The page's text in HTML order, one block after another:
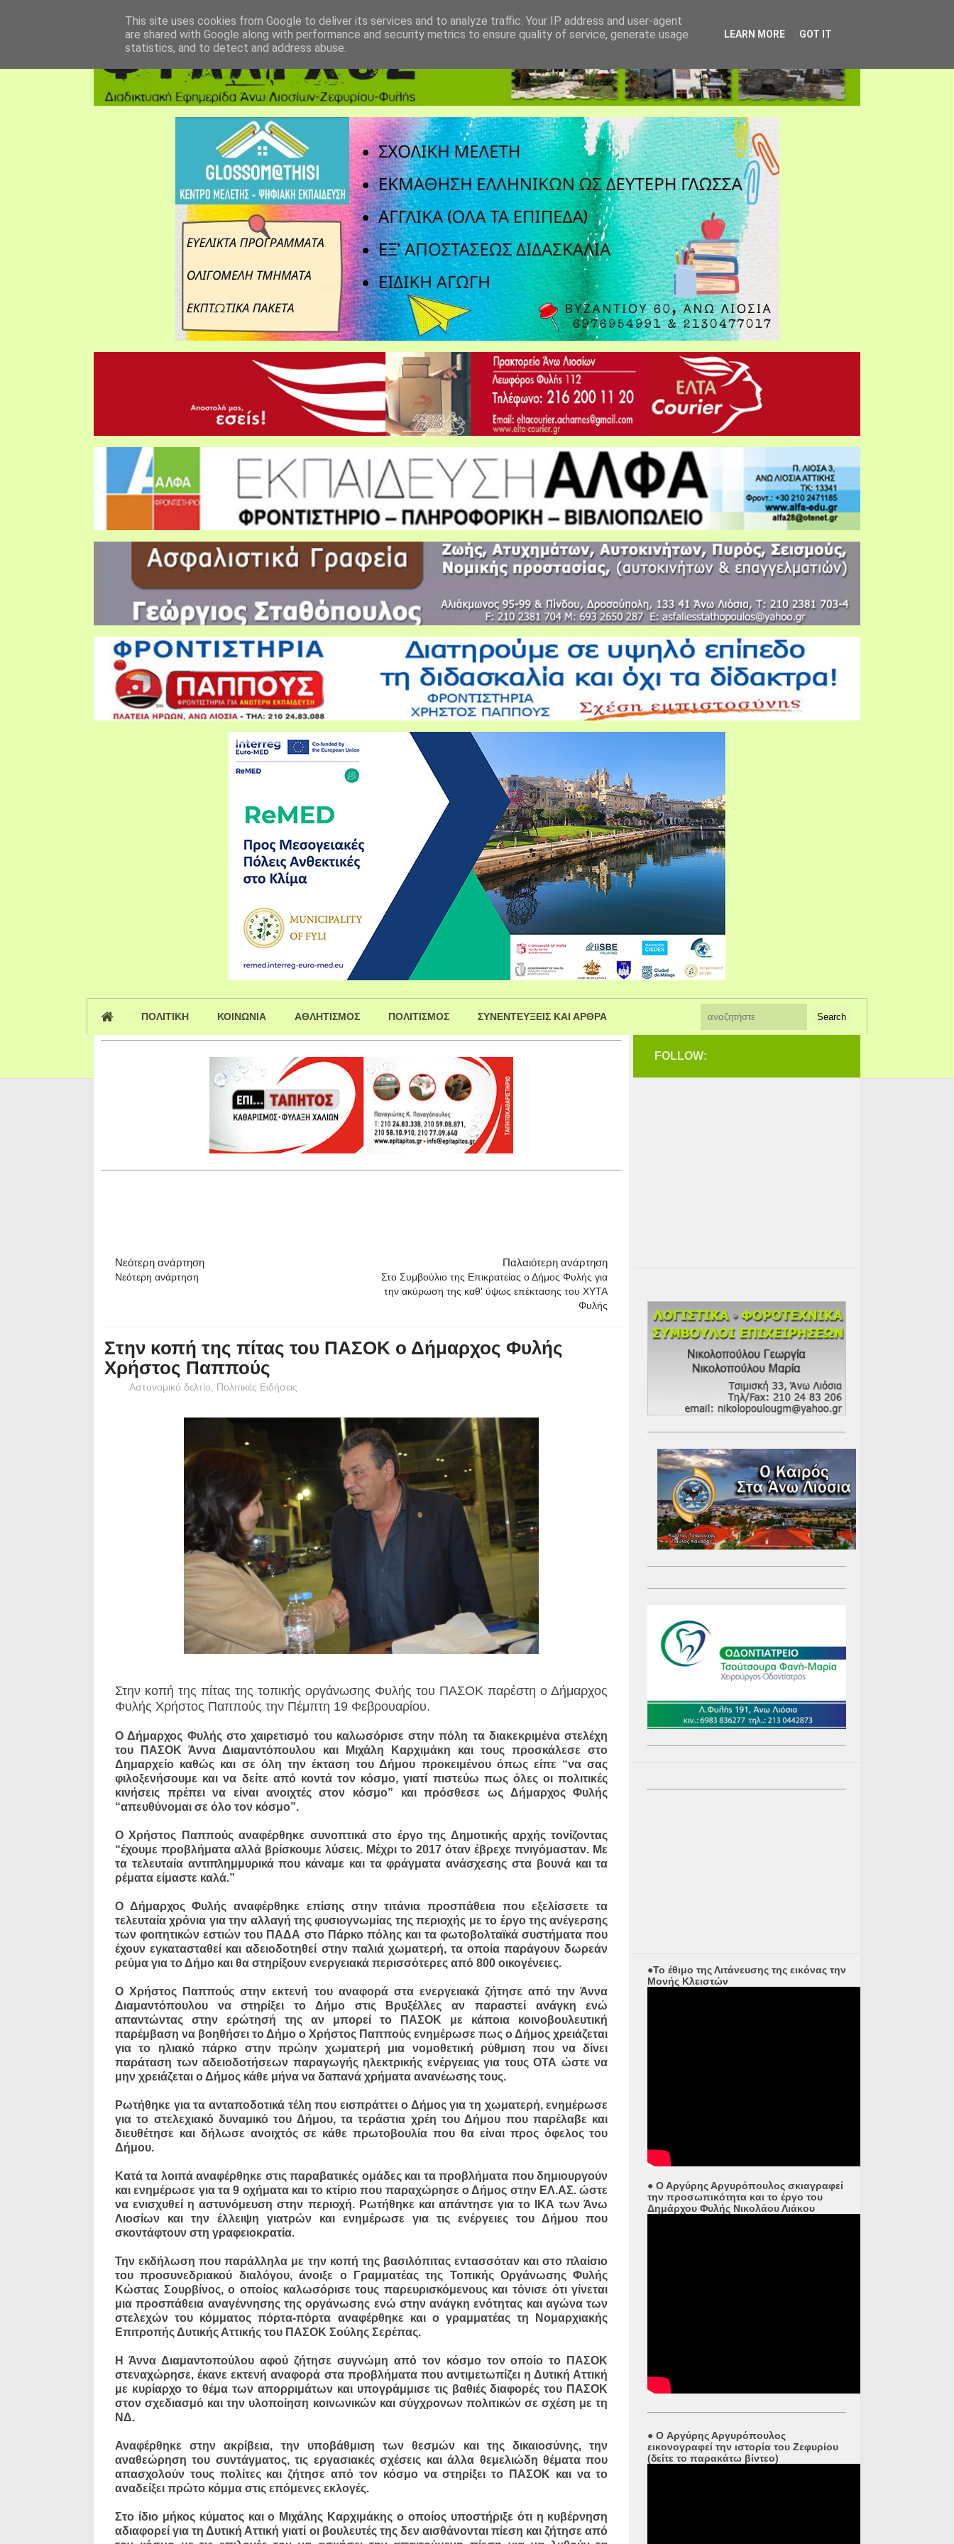
ΠΟΛΙΤΙΚΗ ΚΟΙΝΩΝΙΑ ΑΘΛΗΤΙΣΜΟΣ ΠΟΛΙΤΙΣΜΟΣ ΣΥΝΕΝΤΕΥΞΕΙΣ ΚΑΙ ΑΡΘΡΑ
Νεότερη ανάρτηση
Νεότερη ανάρτηση
Παλαιότερη ανάρτηση
Στο Συμβούλιο της Επικρατείας ο Δήμος Φυλής για
την ακύρωση της καθ' ύψως επέκτασης του ΧΥΤΑ
Φυλής
Στην κοπή της πίτας του ΠΑΣΟΚ ο Δήμαρχος Φυλής
Χρήστος Παππούς
Αστυνομικό δελτίο Πολιτικές Ειδήσεις
Στην κοπή της πίτας της τοπικής οργάνωσης Φυλής του ΠΑΣΟΚ παρέστη ο Δήμαρχος
Φυλής Χρήστος Παππούς την Πέμπτη 19 Φεβρουαρίου.
Ο Δήμαρχος Φυλής στο χαιρετισμό του καλωσόρισε στην πόλη τα διακεκριμένα στελέχη
του ΠΑΣΟΚ Άννα Διαμαντόπουλου και Μιχάλη Καρχιμάκη και τους προσκάλεσε στο
Δημαρχείο καθώς και σε όλη την έκταση του Δήμου προκειμένου όπως είπε “να σας
φιλοξενήσουμε και να δείτε από κοντά τον κόσμο, γιατί πιστεύω πως όλες οι πολιτικές
κινήσεις πρέπει να είναι ανοιχτές στον κόσμο” και πρόσθεσε ως Δήμαρχος Φυλής
“απευθύνομαι σε όλο τον κόσμο”.
Ο Χρήστος Παππούς αναφέρθηκε συνοπτικά στο έργο της Δημοτικής αρχής τονίζοντας
“έχουμε προβλήματα αλλά βρίσκουμε λύσεις. Μέχρι το 2017 όταν έβρεχε πνιγόμασταν. Με
τα τελευταία αντιπλημμυρικά που κάναμε και τα φράγματα ανάσχεσης στα βουνά και τα
ρέματα είμαστε καλά.”
Ο Δήμαρχος Φυλής αναφέρθηκε επίσης στην τιτάνια προσπάθεια που εξελίσσετε τα
τελευταία χρόνια για την αλλαγή της φυσιογνωμίας της περιοχής με το έργο της ανέγερσης
των φοιτητικών εστιών του ΠΑΔΑ στο Πάρκο πόλης και τα φωτοβολταϊκά συστήματα που
έχουν εγκατασταθεί και αδειοδοτηθεί στην παλιά χωματερή, τα οποία παράγουν δωρεάν
ρεύμα για το Δήμο και θα στηρίξουν ενεργειακά περισσότερες από 800 οικογένειες.
Ο Χρήστος Παππούς στην εκτενή του αναφορά στα ενεργειακά ζήτησε από την Άννα
Διαμαντόπουλου να στηρίξει το Δήμο στις Βρυξέλλες αν παραστεί ανάγκη ενώ
απαντώντας στην ερώτησή της αν μπορεί το ΠΑΣΟΚ με κάποια κοινοβουλευτική
παρέμβαση να βοηθήσει το Δήμο ο Χρήστος Παππούς ενημέρωσε πως ο Δήμος χρειάζεται
για το ηλιακό πάρκο στην πρώην χωματερή μια νομοθετική ρύθμιση που να δίνει
παράταση των αδειοδοτήσεων παραγωγής ηλεκτρικής ενέργειας για τους ΟΤΑ ώστε να
μην χρειάζεται ο Δήμος κάθε μήνα να δαπανά χρήματα ανανέωσης τους.
Ρωτήθηκε για τα ανταποδοτικά τέλη που εισπράττει ο Δήμος για τη χωματερή, ενημέρωσε
για το στελεχιακό δυναμικό του Δήμου, τα τεράστια χρέη του Δήμου που παρέλαβε και
διευθέτησε και δήλωσε ανοιχτός σε κάθε πρωτοβουλία που θα είναι προς όφελος του
Δήμου.
Κατά τα λοιπά αναφέρθηκε στις παραβατικές ομάδες και τα προβλήματα που δημιουργούν
και ενημέρωσε για τα 9 οχήματα και το κτίριο που παραχώρησε ο Δήμος στην ΕΛ.ΑΣ. ώστε
να ενισχυθεί η αστυνόμευση στην περιοχή. Ρωτήθηκε και απάντησε για το ΙΚΑ των Άνω
Λιοσίων και την έλλειψη γιατρών και ενημέρωσε για τις ενέργειες του Δήμου που
σκοντάφτουν στη γραφειοκρατία.
Την εκδήλωση που παράλληλα με την κοπή της βασιλόπιτας εντασσόταν και στο πλαίσιο
του προσυνεδριακού διαλόγου, άνοιξε ο Γραμματέας της Τοπικής Οργάνωσης Φυλής
Κώστας Σουρβίνος, ο οποίος καλωσόρισε τους παρευρισκόμενους και τόνισε ότι γίνεται
μια προσπάθεια αναγέννησης της οργάνωσης ενώ στην ανάγκη ενότητας και αγώνα των
στελεχών του κόμματος πόρτα-πόρτα αναφέρθηκε και ο γραμματέας τη Νομαρχιακής
Επιτροπής Δυτικής Αττικής του ΠΑΣΟΚ Σούλης Σερέπας.
Η Άννα Διαμαντοπούλου αφού ζήτησε συγνώμη από τον κόσμο τον οποίο το ΠΑΣΟΚ
στεναχώρησε, έκανε εκτενή αναφορά στα προβλήματα που αντιμετωπίζει η Δυτική Αττική
με κυρίαρχο το θέμα των απορριμάτων και υπογράμμισε τις βαθιές διαφορές του ΠΑΣΟΚ
στον σχεδιασμό και την υλοποίηση κοινωνικών και σύγχρονων πολιτικών σε σχέση με τη
ΝΔ.
Αναφέρθηκε στην ακρίβεια, την υποβάθμιση των θεσμών και της δικαιοσύνης, την
αναθεώρηση του συντάγματος, τις εργασιακές σχέσεις και άλλα θεμελιώδη θέματα που
απασχολούν τους πολίτες και ζήτησε από τον κόσμο να στηρίξει το ΠΑΣΟΚ και να το
αναδείξει πρώτο κόμμα στις επόμενες εκλογές.
Στο ίδιο μήκος κύματος και ο Μιχάλης Καρχιμάκης ο οποίος υποστήριξε ότι η κυβέρνηση
αδιαφορεί για τη Δυτική Αττική γιατί οι βουλευτές της δεν αισθάνονται πίεση και ζήτησε από
FOLLOW:
●Το έθιμο της Λιτάνευσης της εικόνας την
Μονής Κλειστών
● Ο Αργύρης Αργυρόπουλος σκιαγραφεί
την προσωπικότητα και το έργο του
Δημάρχου Φυλής Νικολάου Λιάκου
● O Αργύρης Αργυρόπουλος
εικονογραφεί την ιστορία του Ζεφυρίου
(δείτε το παρακάτω βίντεο)
This site uses cookies from Google to deliver its services and to analyze traffic. Your IP address and user-agent
are shared with Google along with performance and security metrics to ensure quality of service, generate usage
statistics, and to detect and address abuse.
LEARN MORE GOT IT